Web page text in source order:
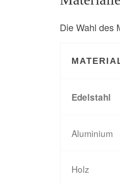
Die Wahl des
Edelstahl
Aluminium
Holz